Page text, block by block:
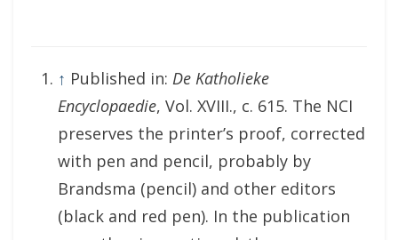
↑ Published in: De Katholieke
Encyclopaedie, Vol. XVIII., c. 615. The NCI
preserves the printer’s proof, corrected
with pen and pencil, probably by
Brandsma (pencil) and other editors
(black and red pen). In the publication